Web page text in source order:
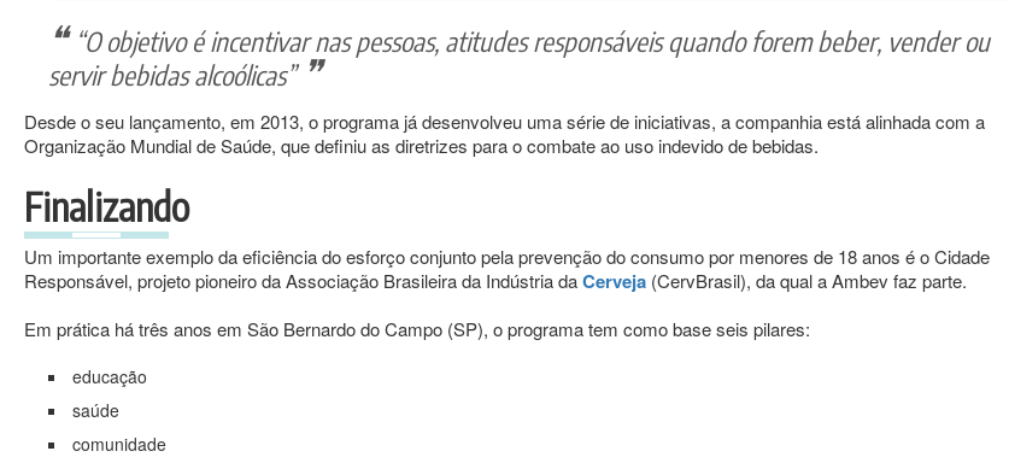
“O objetivo é incentivar nas pessoas, atitudes responsáveis quando forem beber, vender ou
servir bebidas alcoólicas”
Desde o seu lançamento, em 2013, o programa já desenvolveu uma série de iniciativas, a companhia está alinhada com a
Organização Mundial de Saúde, que definiu as diretrizes para o combate ao uso indevido de bebidas.
Finalizando
Um importante exemplo da eficiência do esforço conjunto pela prevenção do consumo por menores de 18 anos é o Cidade
Responsável, projeto pioneiro da Associação Brasileira da Indústria daCerveja (CervBrasil), da qual a Ambev faz parte.
Em prática há três anos em São Bernardo do Campo (SP), o programa tem como base seis pilares:
educação
saúde
comunidade